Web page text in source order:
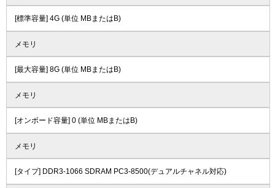
[標準容量] 4G (単位 MBまたはB)
メモリ
[最大容量] 8G (単位 MBまたはB)
メモリ
[オンボード容量] 0 (単位 MBまたはB)
メモリ
[タイプ] DDR3-1066 SDRAM PC3-8500(デュアルチャネル対応)